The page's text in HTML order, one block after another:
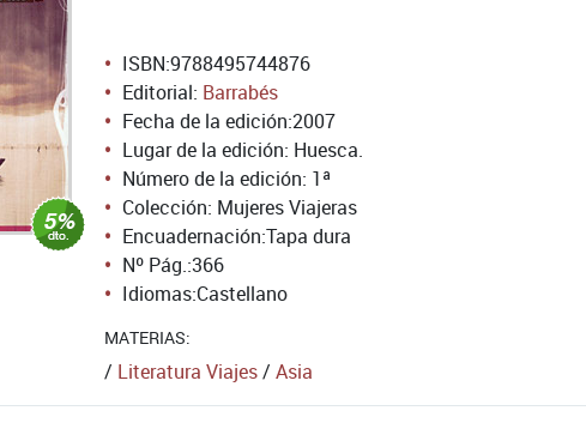
ISBN:9788495744876
Editorial: Barrabés
Fecha de la edición:2007
Lugar de la edición: Huesca.
Número de la edición: 1ª
Colección: Mujeres Viajeras
Encuadernación:Tapa dura
Nº Pág.:366
Idiomas:Castellano
MATERIAS:
/ Literatura Viajes/ Asia